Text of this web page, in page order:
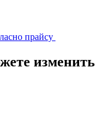
прайсу
изменить